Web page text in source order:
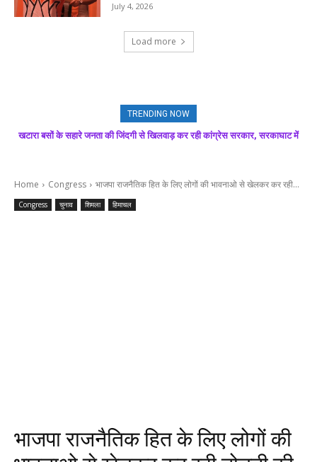
July 4, 2026
Load more